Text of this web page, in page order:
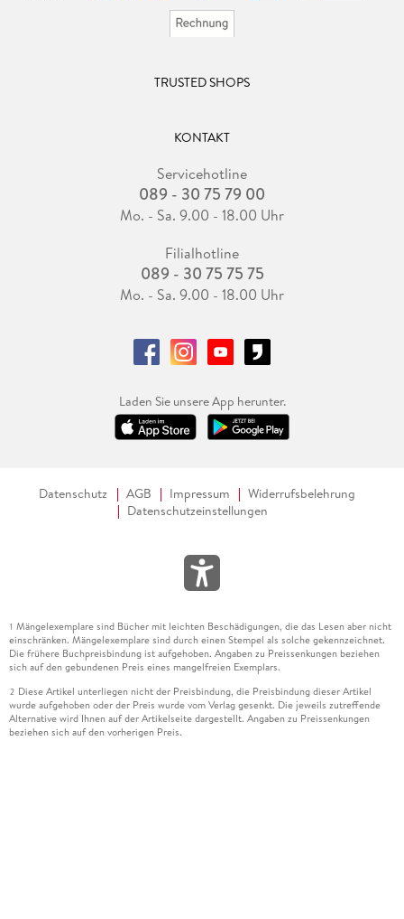
TRUSTED SHOPS
KONTAKT
Servicehotline
089 - 30 75 79 00
Mo. - Sa. 9.00 - 18.00 Uhr
Filialhotline
089 - 30 75 75 75
Mo. - Sa. 9.00 - 18.00 Uhr
Laden Sie unsere App herunter.
Datenschutz AGB Impressum
Widerrufsbelehrung
Datenschutzeinstellungen
1 Mängelexemplare sind Bücher mit leichten Beschädigungen, die das Lesen aber nicht
einschränken. Mängelexemplare sind durch einen Stempel als solche gekennzeichnet.
Die frühere Buchpreisbindung ist aufgehoben. Angaben zu Preissenkungen beziehen
sich auf den gebundenen Preis eines mangelfreien Exemplars.
2 Diese Artikel unterliegen nicht der Preisbindung, die Preisbindung dieser Artikel
wurde aufgehoben oder der Preis wurde vom Verlag gesenkt. Die jeweils zutreffende
Alternative wird Ihnen auf der Artikelseite dargestellt. Angaben zu Preissenkungen
beziehen sich auf den vorherigen Preis.